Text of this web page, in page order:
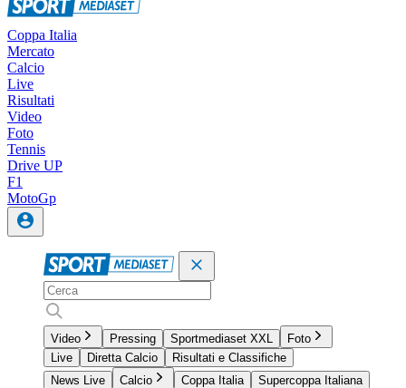
Coppa Italia
Mercato
Calcio
Live
Risultati
Video
Foto
Tennis
Drive UP
F1
MotoGp
Video Pressing Sportmediaset XXL
Foto
Live
Diretta Calcio
Risultati e Classifiche
News Live
Calcio Coppa Italia
Supercoppa Italiana